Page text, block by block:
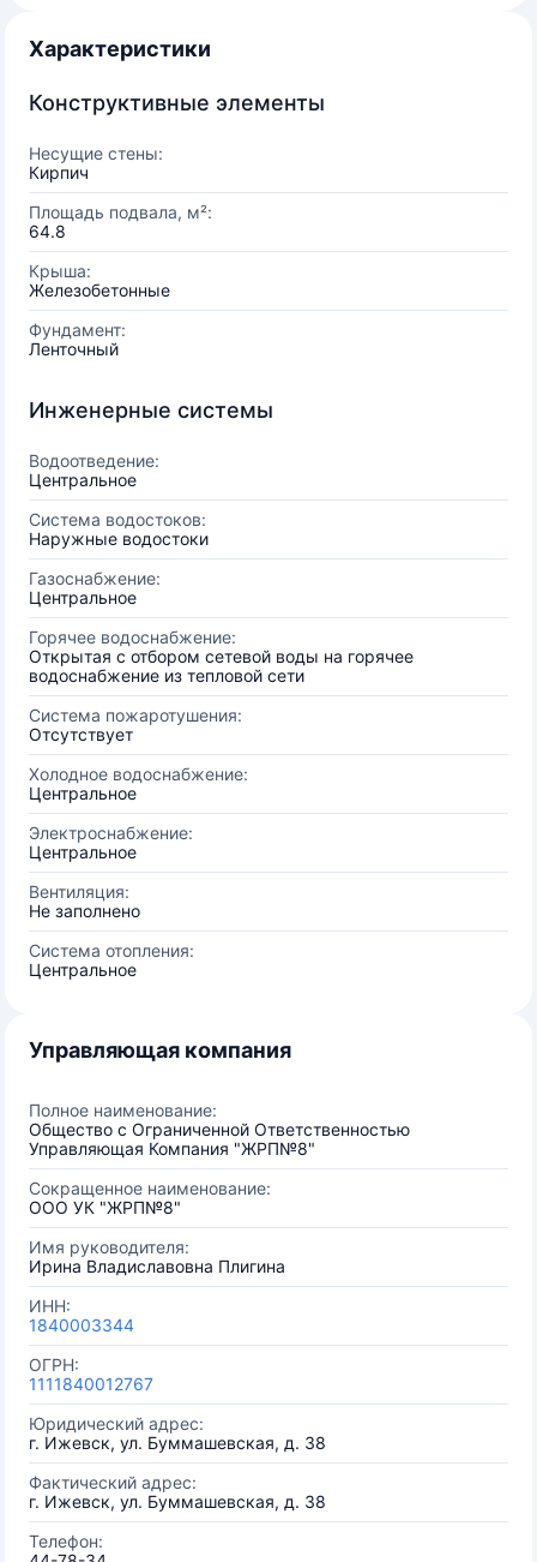
Характеристики
Конструктивные элементы
Несущие стены:
Кирпич
Площадь подвала, м²:
64.8
Крыша:
Железобетонные
Фундамент:
Ленточный
Инженерные системы
Водоотведение:
Центральное
Система водостоков:
Наружные водостоки
Газоснабжение:
Центральное
Горячее водоснабжение:
Открытая с отбором сетевой воды на горячее
водоснабжение из тепловой сети
Система пожаротушения:
Отсутствует
Холодное водоснабжение:
Центральное
Электроснабжение:
Центральное
Вентиляция:
Не заполнено
Система отопления:
Центральное
Управляющая компания
Полное наименование:
Общество с Ограниченной Ответственностью
Управляющая Компания "ЖРП№8"
Сокращенное наименование:
ООО УК "ЖРП№8"
Имя руководителя:
Ирина Владиславовна Плигина
ИНН:
1840003344
ОГРН:
1111840012767
Юридический адрес:
г. Ижевск, ул. Буммашевская, д. 38
Фактический адрес:
г. Ижевск, ул. Буммашевская, д. 38
Телефон: